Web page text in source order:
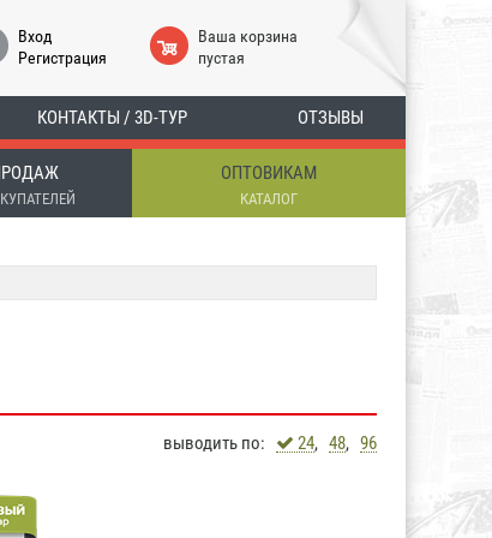
Вход
Регистрация
Ваша корзина
пустая
КОНТАКТЫ / 3D-ТУР ОТЗЫВЫ
ОПТОВИКАМ
КАТАЛОГ
выводить по: 24, 48, 96